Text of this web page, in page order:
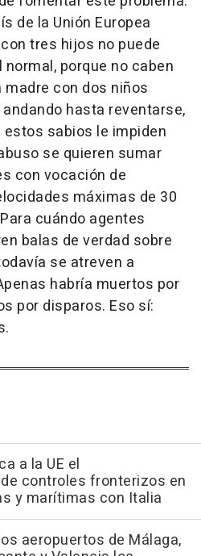
de la Unión Europea
tres hijos no puede
porque no caben
con dos niños
hasta reventarse,
sabios le impiden
se quieren sumar
con vocación de
máximas de 30
cuándo agentes
balas de verdad sobre
se atreven a
habría muertos por
por disparos. Eso sí:
a la UE el
controles fronterizos en
y marítimas con Italia
aeropuertos de Málaga,